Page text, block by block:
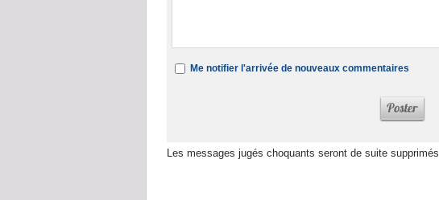
Me notifier l'arrivée de nouveaux commentaires
Les messages jugés choquants seront de suite supprimés